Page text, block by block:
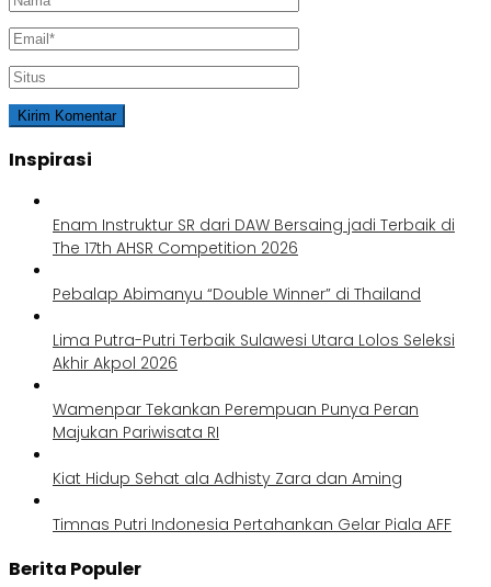
Inspirasi
Enam Instruktur SR dari DAW Bersaing jadi Terbaik di
The 17th AHSR Competition 2026
Pebalap Abimanyu “Double Winner” di Thailand
Lima Putra-Putri Terbaik Sulawesi Utara Lolos Seleksi
Akhir Akpol 2026
Wamenpar Tekankan Perempuan Punya Peran
Majukan Pariwisata RI
Kiat Hidup Sehat ala Adhisty Zara dan Aming
Timnas Putri Indonesia Pertahankan Gelar Piala AFF
Berita Populer